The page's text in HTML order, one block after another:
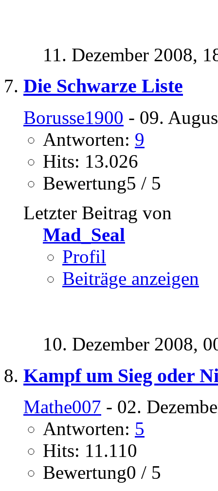
11. Dezember 2008,
Die Schwarze Liste
Borusse1900 - 09.
Antworten: 9
Hits: 13.026
Bewertung5 / 5
Letzter Beitrag von
Mad_Seal
Profil
Beiträge anzeigen
10. Dezember 2008,
Kampf um Sieg oder
Mathe007 - 02.
Antworten: 5
Hits: 11.110
Bewertung0 / 5